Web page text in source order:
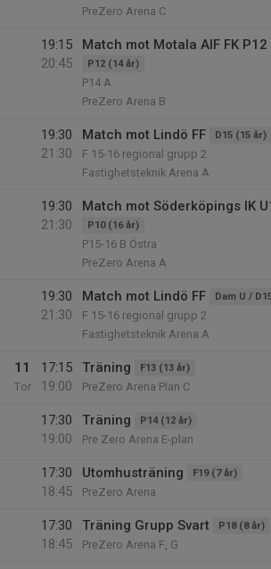
PreZero Arena C
19:15
20:45
Match mot Motala AIF FK P12
P12 (14 år)
P14 A
PreZero Arena B
19:30
21:30
Match mot Lindö FF D15 (15 år)
F 15-16 regional grupp 2
Fastighetsteknik Arena A
19:30
21:30
Match mot Söderköpings IK
P10 (16 år)
P15-16 B Östra
PreZero Arena A
19:30
21:30
Match mot Lindö FF Dam U /
F 15-16 regional grupp 2
Fastighetsteknik Arena A
11
Tor
17:15
19:00
Träning F13 (13 år)
PreZero Arena Plan C
17:30
19:00
Träning P14 (12 år)
Pre Zero Arena E-plan
17:30
18:45
Utomhusträning F19 (7 år)
PreZero Arena
17:30
18:45
Träning Grupp Svart P18 (8 år)
PreZero Arena F, G